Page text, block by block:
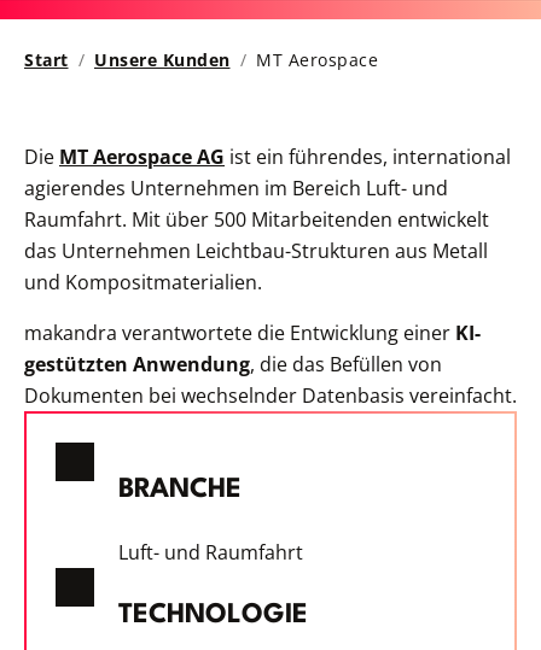
Start Unsere Kunden MT Aerospace
Die MT Aerospace AG ist ein führendes, international
agierendes Unternehmen im Bereich Luft- und
Raumfahrt. Mit über 500 Mitarbeitenden entwickelt
das Unternehmen Leichtbau-Strukturen aus Metall
und Kompositmaterialien.
makandra verantwortete die Entwicklung einer KI-
gestützten Anwendung, die das Befüllen von
Dokumenten bei wechselnder Datenbasis vereinfacht.
BRANCHE
Luft- und Raumfahrt
TECHNOLOGIE